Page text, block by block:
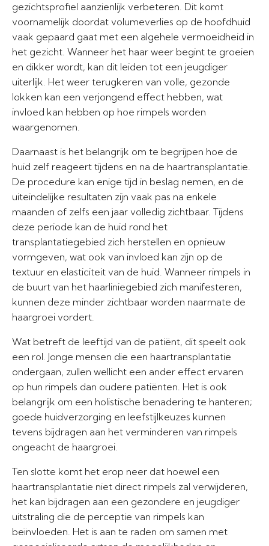
gezichtsprofiel aanzienlijk verbeteren. Dit komt
voornamelijk doordat volumeverlies op de hoofdhuid
vaak gepaard gaat met een algehele vermoeidheid in
het gezicht. Wanneer het haar weer begint te groeien
en dikker wordt, kan dit leiden tot een jeugdiger
uiterlijk. Het weer terugkeren van volle, gezonde
lokken kan een verjongend effect hebben, wat
invloed kan hebben op hoe rimpels worden
waargenomen.
Daarnaast is het belangrijk om te begrijpen hoe de
huid zelf reageert tijdens en na de haartransplantatie.
De procedure kan enige tijd in beslag nemen, en de
uiteindelijke resultaten zijn vaak pas na enkele
maanden of zelfs een jaar volledig zichtbaar. Tijdens
deze periode kan de huid rond het
transplantatiegebied zich herstellen en opnieuw
vormgeven, wat ook van invloed kan zijn op de
textuur en elasticiteit van de huid. Wanneer rimpels in
de buurt van het haarliniegebied zich manifesteren,
kunnen deze minder zichtbaar worden naarmate de
haargroei vordert.
Wat betreft de leeftijd van de patiënt, dit speelt ook
een rol. Jonge mensen die een haartransplantatie
ondergaan, zullen wellicht een ander effect ervaren
op hun rimpels dan oudere patiënten. Het is ook
belangrijk om een holistische benadering te hanteren;
goede huidverzorging en leefstijlkeuzes kunnen
tevens bijdragen aan het verminderen van rimpels
ongeacht de haargroei.
Ten slotte komt het erop neer dat hoewel een
haartransplantatie niet direct rimpels zal verwijderen,
het kan bijdragen aan een gezondere en jeugdiger
uitstraling die de perceptie van rimpels kan
beïnvloeden. Het is aan te raden om samen met